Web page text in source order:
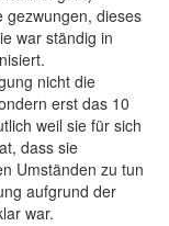
gezwungen, dieses
war ständig in
nicht die
erst das 10
weil sie für sich
dass sie
Umständen zu tun
aufgrund der
war.